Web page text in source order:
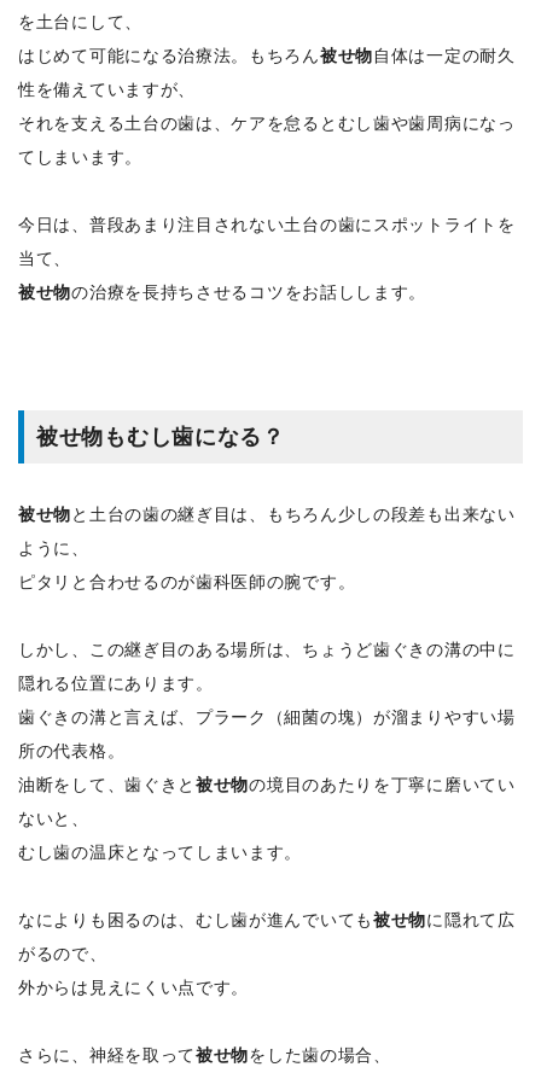
を土台にして、
はじめて可能になる治療法。もちろん被せ物自体は一定の耐久
性を備えていますが、
それを支える土台の歯は、ケアを怠るとむし歯や歯周病になっ
てしまいます。
今日は、普段あまり注目されない土台の歯にスポットライトを
当て、
被せ物の治療を長持ちさせるコツをお話しします。
被せ物もむし歯になる？
被せ物と土台の歯の継ぎ目は、もちろん少しの段差も出来ない
ように、
ピタリと合わせるのが歯科医師の腕です。
しかし、この継ぎ目のある場所は、ちょうど歯ぐきの溝の中に
隠れる位置にあります。
歯ぐきの溝と言えば、プラーク（細菌の塊）が溜まりやすい場
所の代表格。
油断をして、歯ぐきと 被せ物の境目のあたりを丁寧に磨いてい
ないと、
むし歯の温床となってしまいます。
なによりも困るのは、むし歯が進んでいても被せ物に隠れて広
がるので、
外からは見えにくい点です。
さらに、神経を取って被せ物をした歯の場合、